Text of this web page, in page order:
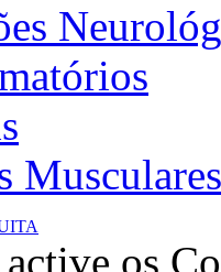
Musculares
os